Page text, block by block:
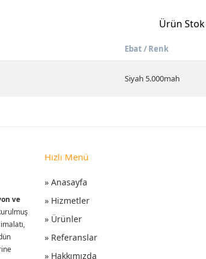
Ürün
Ebat / Renk
Siyah 5.000mah
ve
Hızlı Menü
» Anasayfa
» Hizmetler
» Ürünler
» Referanslar
» Hakkımızda